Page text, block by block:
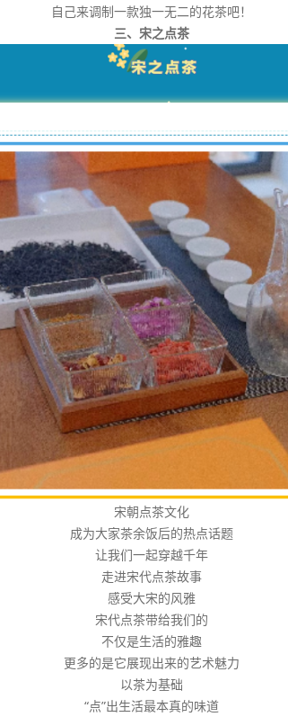
自己来调制一款独一无二的花茶吧！
三、宋之点茶
宋朝点茶文化
成为大家茶余饭后的热点话题
让我们一起穿越千年
走进宋代点茶故事
感受大宋的风雅
宋代点茶带给我们的
不仅是生活的雅趣
更多的是它展现出来的艺术魅力
以茶为基础
“点”出生活最本真的味道